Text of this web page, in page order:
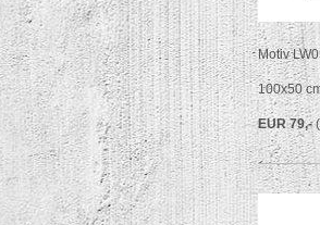
Motiv
100x50
EUR 79,-